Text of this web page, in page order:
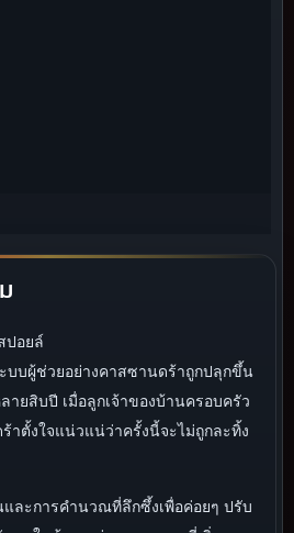
ปอยล์
บบผู้ช่วยอย่างคาสซานดร้าถูกปลุกขึ้น
ายสิบปี เมื่อลูกเจ้าของบ้านครอบครัว
าตั้งใจแน่วแน่ว่าครั้งนี้จะไม่ถูกละทิ้ง
และการคำนวณที่ลึกซึ้งเพื่อค่อยๆ ปรับ